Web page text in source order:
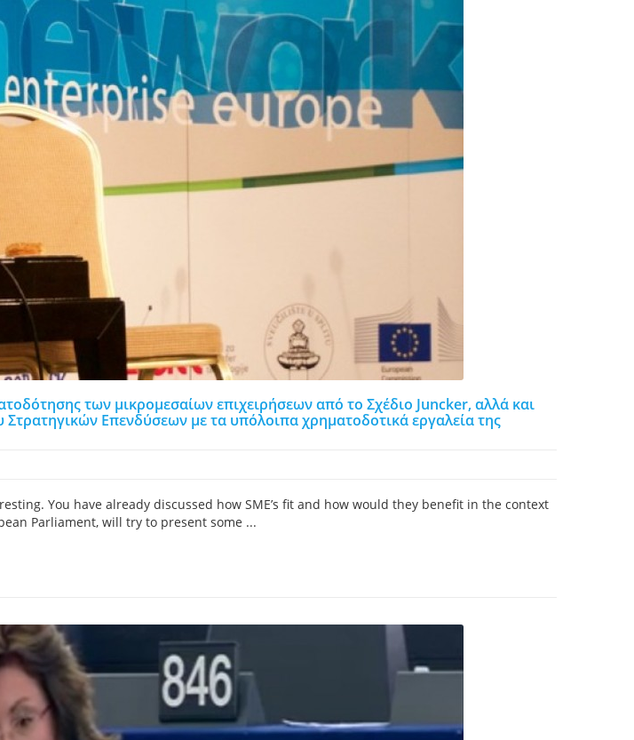
των μικρομεσαίων επιχειρήσεων από το Σχέδιο Juncker, αλλά και
Επενδύσεων με τα υπόλοιπα χρηματοδοτικά εργαλεία της
You have already discussed how SME’s fit and how would they benefit in the context
Parliament, will try to present some ...